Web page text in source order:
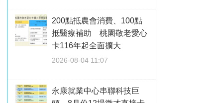
200點抵農會消費、100點
抵醫療補助 桃園敬老愛心
卡116年起全面擴大
2026-08-04 11:07
永康就業中心串聯科技巨